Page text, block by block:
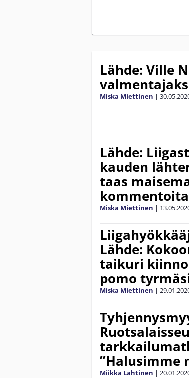
Lähde: Ville
Miska Miettinen |
Lähde:
kauden
taas
Miska Miettinen |
Lähde:
taikuri
pomo
Miska Miettinen |
”Halusimme
Miikka Lahtinen |